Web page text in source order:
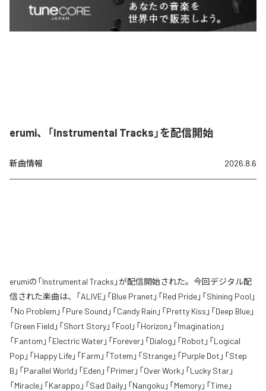
erumi、「Instrumental Tracks」を配信開始
新曲情報 2026.8.6
erumiの「Instrumental Tracks」が配信開始された。今回デジタル配
信された楽曲は、「ALIVE」「Blue Pranet」「Red Pride」「Shining Pool」
「No Problem」「Pure Sound」「Candy Rain」「Pretty Kiss」「Deep Blue」
「Green Field」「Short Story」「Fool」「Horizon」「Imagination」
「Fantom」「Electric Water」「Forever」「Dialog」「Robot」「Logical
Pop」「Happy Life」「Farm」「Totem」「Strange」「Purple Dot」「Step
B」「Parallel World」「Eden」「Primer」「Over Work」「Lucky Star」
「Miracle」「Karappo」「Sad Daily」「Nangoku」「Memory」「Time」